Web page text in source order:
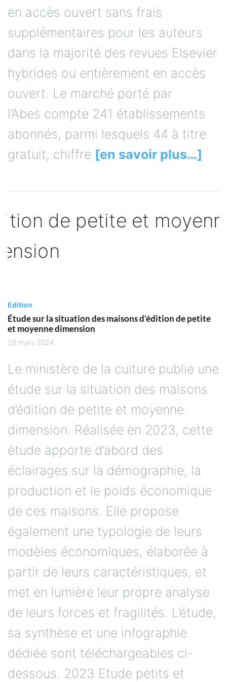
en accès ouvert sans frais
supplémentaires pour les auteurs
dans la majorité des revues Elsevier
hybrides ou entièrement en accès
ouvert. Le marché porté par
l’Abes compte 241 établissements
abonnés, parmi lesquels 44 à titre
gratuit, chiffre [en savoir plus…]
Edition
Étude sur la situation des maisons d’édition de petite
et moyenne dimension
29 mars 2024
Le ministère de la culture publie une
étude sur la situation des maisons
d’édition de petite et moyenne
dimension. Réalisée en 2023, cette
étude apporte d’abord des
éclairages sur la démographie, la
production et le poids économique
de ces maisons. Elle propose
également une typologie de leurs
modèles économiques, élaborée à
partir de leurs caractéristiques, et
met en lumière leur propre analyse
de leurs forces et fragilités. L’étude,
sa synthèse et une infographie
dédiée sont téléchargeables ci-
dessous. 2023 Etude petits et